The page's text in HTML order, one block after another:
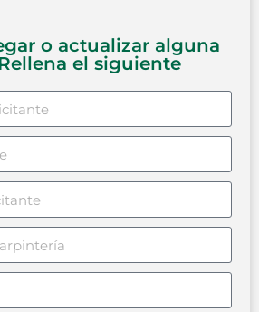
o actualizar alguna
el siguiente